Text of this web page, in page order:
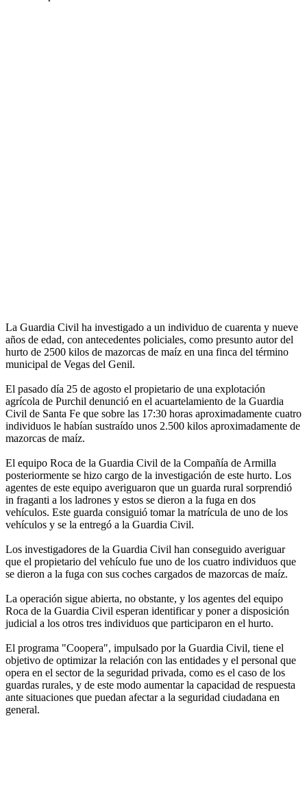
La Guardia Civil ha investigado a un individuo de cuarenta y nueve
años de edad, con antecedentes policiales, como presunto autor del
hurto de 2500 kilos de mazorcas de maíz en una finca del término
municipal de Vegas del Genil.
El pasado día 25 de agosto el propietario de una explotación
agrícola de Purchil denunció en el acuartelamiento de la Guardia
Civil de Santa Fe que sobre las 17:30 horas aproximadamente cuatro
individuos le habían sustraído unos 2.500 kilos aproximadamente de
mazorcas de maíz.
El equipo Roca de la Guardia Civil de la Compañía de Armilla
posteriormente se hizo cargo de la investigación de este hurto. Los
agentes de este equipo averiguaron que un guarda rural sorprendió
in fraganti a los ladrones y estos se dieron a la fuga en dos
vehículos. Este guarda consiguió tomar la matrícula de uno de los
vehículos y se la entregó a la Guardia Civil.
Los investigadores de la Guardia Civil han conseguido averiguar
que el propietario del vehículo fue uno de los cuatro individuos que
se dieron a la fuga con sus coches cargados de mazorcas de maíz.
La operación sigue abierta, no obstante, y los agentes del equipo
Roca de la Guardia Civil esperan identificar y poner a disposición
judicial a los otros tres individuos que participaron en el hurto.
El programa "Coopera", impulsado por la Guardia Civil, tiene el
objetivo de optimizar la relación con las entidades y el personal que
opera en el sector de la seguridad privada, como es el caso de los
guardas rurales, y de este modo aumentar la capacidad de respuesta
ante situaciones que puedan afectar a la seguridad ciudadana en
general.